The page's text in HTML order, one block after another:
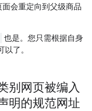
会重定向到父级商品
也是。您只需根据自身
了。
别网页被编入
明的规范网址